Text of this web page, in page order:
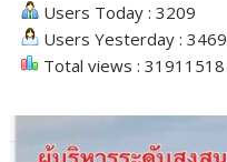
Users Today : 3209
Users Yesterday : 3469
Total views : 31911518